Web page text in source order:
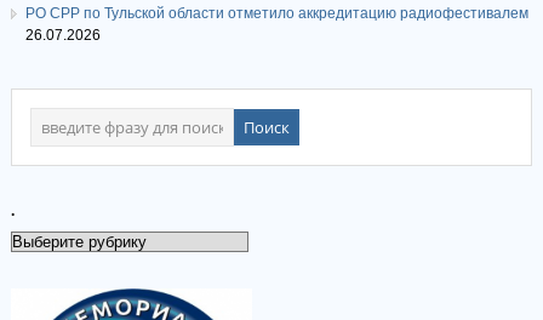
РО СРР по Тульской области отметило аккредитацию радиофестивалем
26.07.2026
.